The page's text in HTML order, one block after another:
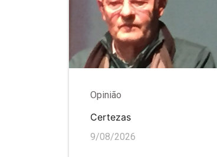
Opinião
Certezas
9/08/2026